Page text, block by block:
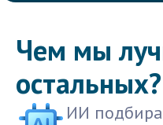
Чем мы
остальных?
ИИ